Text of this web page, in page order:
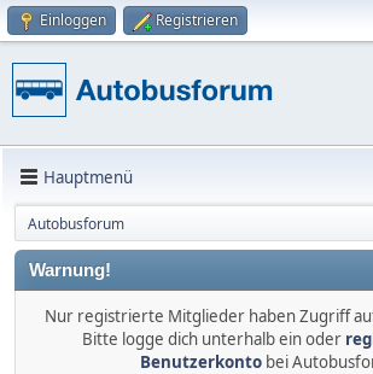
Einloggen Registrieren
Hauptmenü
Autobusforum
Warnung!
Nur registrierte Mitglieder haben Zugriff
Bitte logge dich unterhalb ein oder
Benutzerkontobei